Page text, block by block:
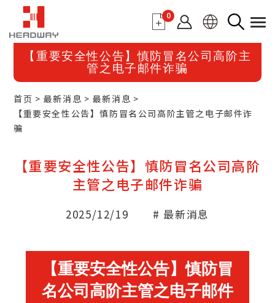
0
【重要安全性公告】慎防冒名公司高阶主
管之电子邮件诈骗
首页 最新消息
最新消息
【重要安全性公告】慎防冒名公司高阶主管之电子邮件诈
骗
【重要安全性公告】慎防冒名公司高阶
主管之电子邮件诈骗
2025/12/19 # 最新消息
【重要安全性公告】慎防冒
名公司高阶主管之电子邮件